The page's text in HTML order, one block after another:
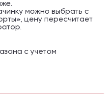
можно выбрать с
цену пересчитает
с учетом